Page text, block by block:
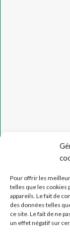
Pour offrir les
telles que les cookies
appareils. Le fait de
des données telles
ce site. Le fait de ne
un effet négatif sur